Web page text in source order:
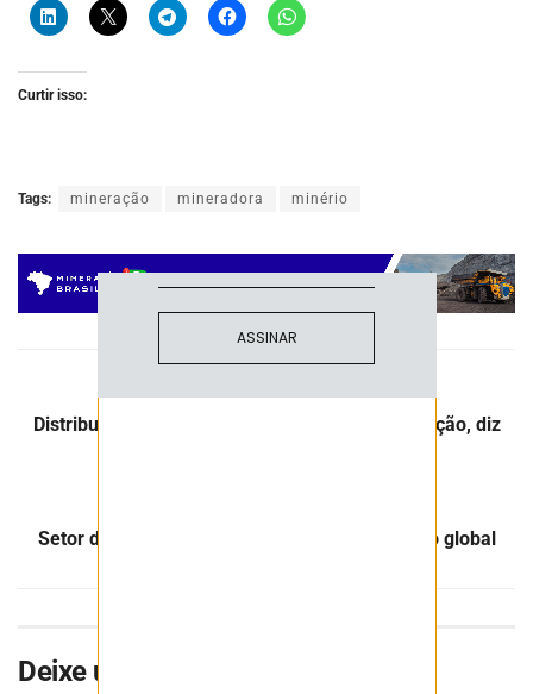
Curtir isso:
Tags: mineração mineradora minério
Distribuição da CFEM depende de regulamentação, diz
Setor de alumínio do Brasil pode voltar ao topo global
Deixe uma resposta
notíciase inovações do setor mineral
ASSINAR